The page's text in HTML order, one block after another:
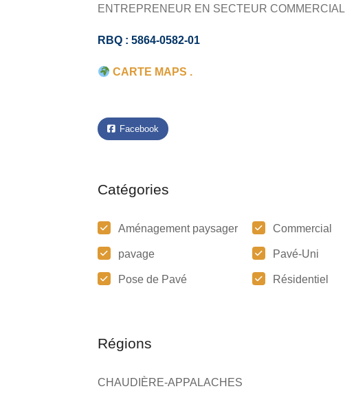
ENTREPRENEUR EN SECTEUR COMMERCIAL
RBQ : 5864-0582-01
CARTE MAPS .
Facebook
Catégories
Aménagement paysager Commercial
pavage Pavé-Uni
Pose de Pavé Résidentiel
Régions
CHAUDIÈRE-APPALACHES